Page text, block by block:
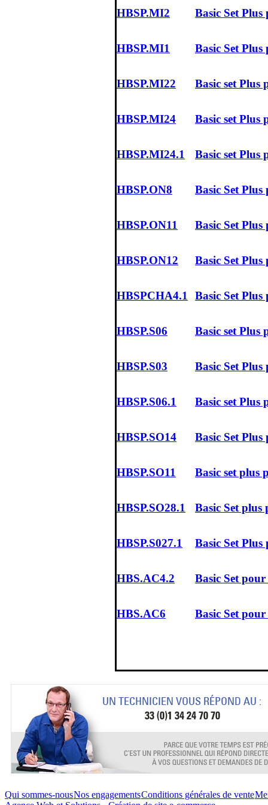
HBSP.MI2 Basic Set
HBSP.MI1 Basic Set
HBSP.MI22 Basic set
HBSP.MI24 Basic set
HBSP.MI24.1 Basic set
HBSP.ON8 Basic Set
HBSP.ON11 Basic Set
HBSP.ON12 Basic Set
HBSPCHA4.1 Basic Set
HBSP.S06 Basic set Plus
HBSP.S03 Basic Set
HBSP.S06.1 Basic set
HBSP.SO14 Basic Set
HBSP.SO11 Basic set plus
HBSP.SO28.1 Basic Set
HBSP.S027.1 Basic Set
HBS.AC4.2 Basic Set
HBS.AC6 Basic Set
Qui sommes-nousNos engagementsConditions générales de vente